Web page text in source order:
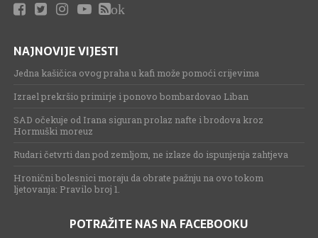
ok
NAJNOVIJE VIJESTI
Jedna kašičica ovog praha u kafi može pomoći crijevima
Izrael prekršio primirje i ponovo bombardovao Liban
SAD očekuje od Irana siguran prolaz nafte i brodova kroz
Hormuški moreuz
Rudari četvrti dan pod zemljom, ne izlaze do ispunjenja zahtjeva
Hronični bolesnici moraju da obrate pažnju na ovo tokom
ljetovanja: Pravilo broj 1.
POTRAŽITE NAS NA FACEBOOKU